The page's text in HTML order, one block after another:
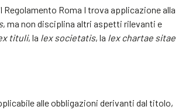
Regolamento Roma I trova applicazione alla
, ma non disciplina altri aspetti rilevanti e
tituli, la lex societatis, la lex chartae sitae
alle obbligazioni derivanti dal titolo,